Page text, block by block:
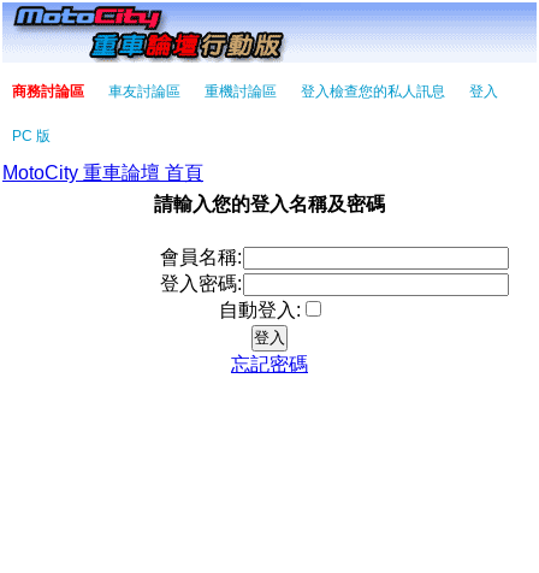
商務討論區 車友討論區 重機討論區 登入檢查您的私人訊息 登入
PC 版
MotoCity 重車論壇 首頁
請輸入您的登入名稱及密碼
會員名稱:
登入密碼:
自動登入:
忘記密碼